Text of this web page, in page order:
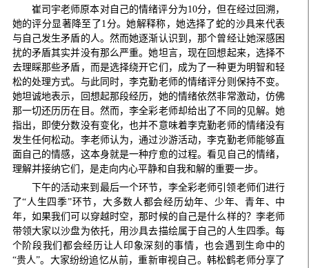
崔司宇老师原本对自己的情绪评分为10分，但在经过回溯，
她的评分显著降至了1 分。她解释称，她选择了蛇的沙具来代表
与自己发生矛盾的人。然而她逐渐认识到，那个曾经让她深感困
扰的矛盾其实并没有那么严重。她坦言，现在回想起来，选择不
去理睬那些矛盾，而是选择绕开它们，成为了一种更为明智和轻
松的处理方式。与此同时，李克勤老师的情绪评分则保持不变。
她坦诚地表示，回想起那段经历，她的情绪依然非常激动，仿佛
那一切还历历在目。然而，李全彩老师却给出了不同的见解。她
指出，即使分数没有变化，也并不意味着李克勤老师的情绪没有
发生任何松动。李老师认为，通过沙游活动，李克勤老师能够直
面自己的情感，这本身就是一种疗愈的过程。看见自己的情绪，
理解并接纳它们，是走向内心平静和自我和解的重要一步。
下午的活动来到最后一个环节，李全彩老师引领老师们进行
了“人生四季”环节，大多数人都会经历幼年、少年、青年、中
年，如果我们可以穿越时空，那时候的自己是什么样的？李老师
带领大家以沙盘为依托，用沙具去描绘属于自己的人生四季。每
个阶段我们都会经历让人印象深刻的事情，也会遇到生命中的
“贵人”。大家纷纷追忆从前，重新审视自己。韩松鹤老师分享了